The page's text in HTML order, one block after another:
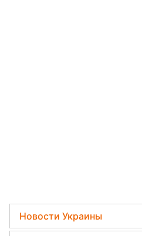
Новости Украины